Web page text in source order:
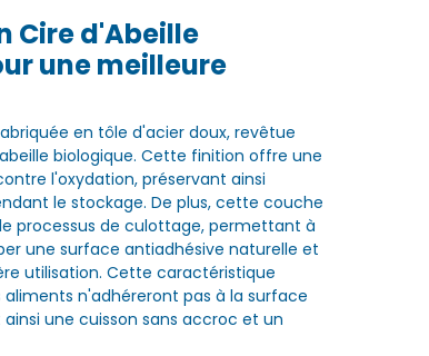
Cire d'Abeille
une meilleure
en tôle d'acier doux, revêtue
biologique. Cette finition offre une
l'oxydation, préservant ainsi
le stockage. De plus, cette couche
processus de culottage, permettant à
une surface antiadhésive naturelle et
utilisation. Cette caractéristique
n'adhéreront pas à la surface
une cuisson sans accroc et un